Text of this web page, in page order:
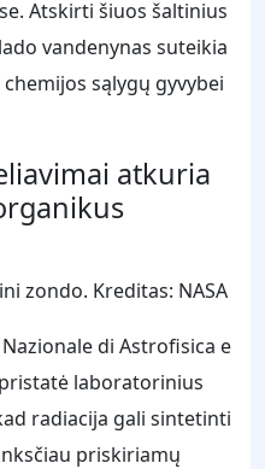
Atskirti šiuos šaltinius
vandenynas suteikia
sąlygų gyvybei
atkuria
zondo. Kreditas: NASA
di Astrofisica e
laboratorinius
radiacija gali sintetinti
priskiriamų